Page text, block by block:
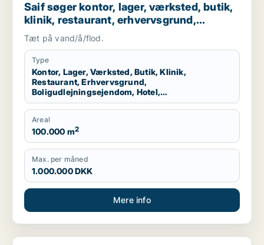
Saif søger kontor, lager, værksted, butik,
klinik, restaurant, erhvervsgrund,
boligudlejningsejendom, hotel,
produktionslokaler eller garage til salg i
Storkøbenhavn
Tæt på vand/å/flod.
Type
Kontor, Lager, Værksted, Butik, Klinik,
Restaurant, Erhvervsgrund,
Boligudlejningsejendom, Hotel,
Produktionslokaler, Garage
Areal
100.000 m2
Max. per måned
1.000.000 DKK
Mere info